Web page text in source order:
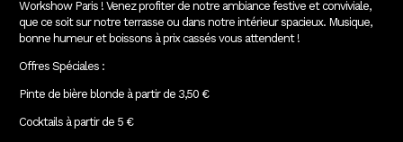
Workshow Paris ! Venez profiter de notre ambiance festive et conviviale,
que ce soit sur notre terrasse ou dans notre intérieur spacieux. Musique,
bonne humeur et boissons à prix cassés vous attendent !
Offres Spéciales :
Pinte de bière blonde à partir de 3,50 €
Cocktails à partir de 5 €